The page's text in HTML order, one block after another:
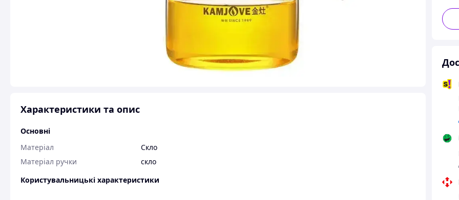
Характеристики та опис
Основні
Матеріал
Скло
Матеріал ручки
скло
Користувальницькі характеристики